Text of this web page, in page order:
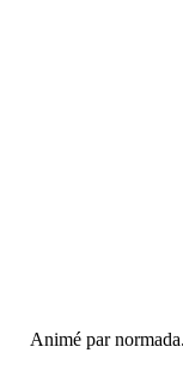
Animé par